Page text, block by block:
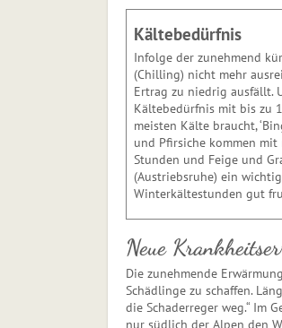
Kältebedürfnis
Infolge der zunehmend
(Chilling) nicht mehr
Ertrag zu niedrig ausfällt.
Kältebedürfnis mit bis zu
meisten Kälte braucht,
und Pfirsiche kommen
Stunden und Feige und
(Austriebsruhe) ein
Winterkältestunden gut
Neue
Die zunehmende
Schädlinge zu schaffen.
die Schaderreger weg.“ Im
nur südlich der Alpen den